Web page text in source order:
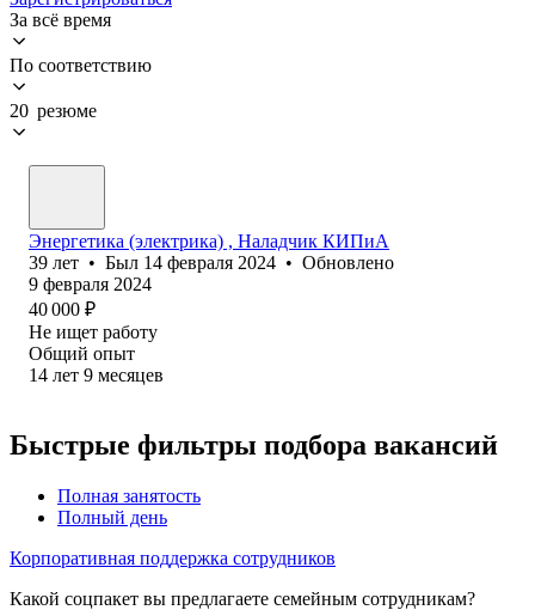
За всё время
По соответствию
20 резюме
Энергетика (электрика) , Наладчик КИПиА
39 лет • Был 14 февраля 2024 • Обновлено
9 февраля 2024
40 000 ₽
Не ищет работу
Общий опыт
14 лет 9 месяцев
Быстрые фильтры подбора вакансий
Полная занятость
Полный день
Корпоративная поддержка сотрудников
Какой соцпакет вы предлагаете семейным сотрудникам?